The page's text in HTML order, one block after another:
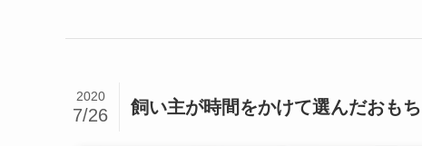
飼い主が時間をかけて選んだおも
2020
7/26